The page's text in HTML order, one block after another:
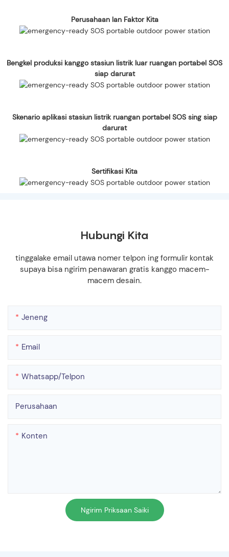
Perusahaan lan Faktor Kita
Bengkel produksi kanggo stasiun listrik luar ruangan portabel SOS
siap darurat
Skenario aplikasi stasiun listrik ruangan portabel SOS sing siap
darurat
Sertifikasi Kita
Hubungi Kita
tinggalake email utawa nomer telpon ing formulir kontak
supaya bisa ngirim penawaran gratis kanggo macem-
macem desain.
Jeneng
Email
Whatsapp/telpon
Perusahaan
Konten
Ngirim Priksaan Saiki